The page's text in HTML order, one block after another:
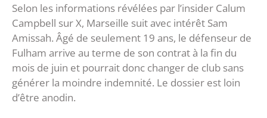
‎Selon les informations révélées par l’insider Calum
Campbell sur X, Marseille suit avec intérêt Sam
Amissah. Âgé de seulement 19 ans, le défenseur de
Fulham arrive au terme de son contrat à la fin du
mois de juin et pourrait donc changer de club sans
générer la moindre indemnité. ‎Le dossier est loin
d’être anodin.